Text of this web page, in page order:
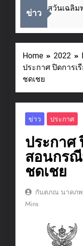
ข่าว
องในโอกาสวันเฉลิมพ
Home 2022
ประกาศ ปิดการ
ชดเชย
ข่าว ประกาศ
ประกาศ
สอนกร
ชดเชย
กันตภณ นาคภพ
Mins